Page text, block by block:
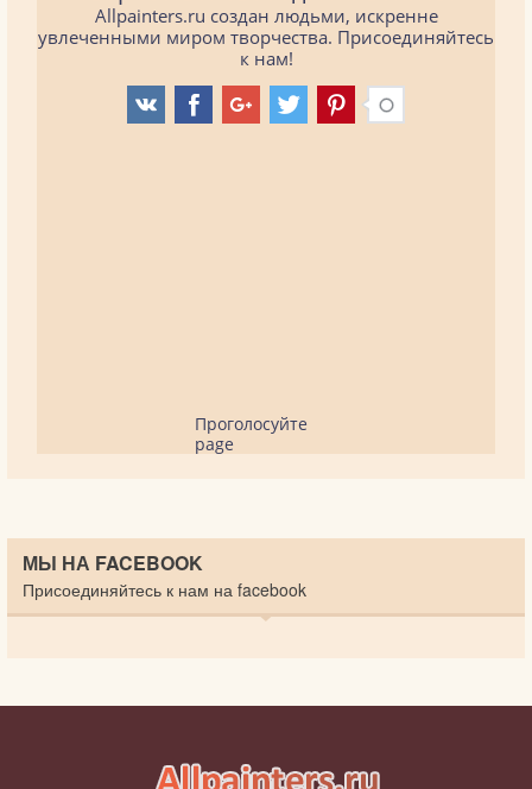
Allpainters.ru создан людьми, искренне
увлеченными миром творчества. Присоединяйтесь
к нам!
Проголосуйте
page
МЫ НА FACEBOOK
Присоединяйтесь к нам на facebook